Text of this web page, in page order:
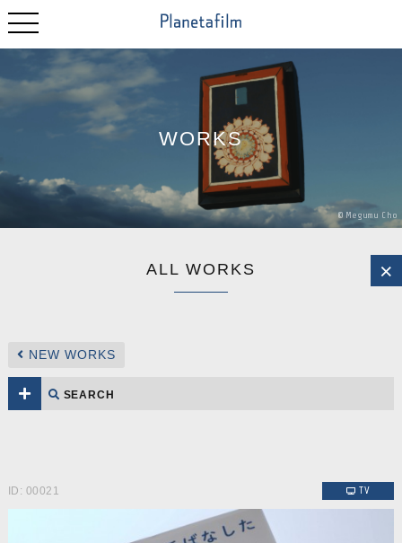
WORKS
© Megumu Cho
ALL WORKS
NEW WORKS
SEARCH
ID: 00021 TV